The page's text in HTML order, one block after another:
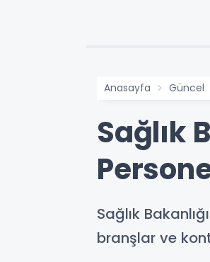
Anasayfa Güncel
Sağlık
Sağlık
branşlar ve